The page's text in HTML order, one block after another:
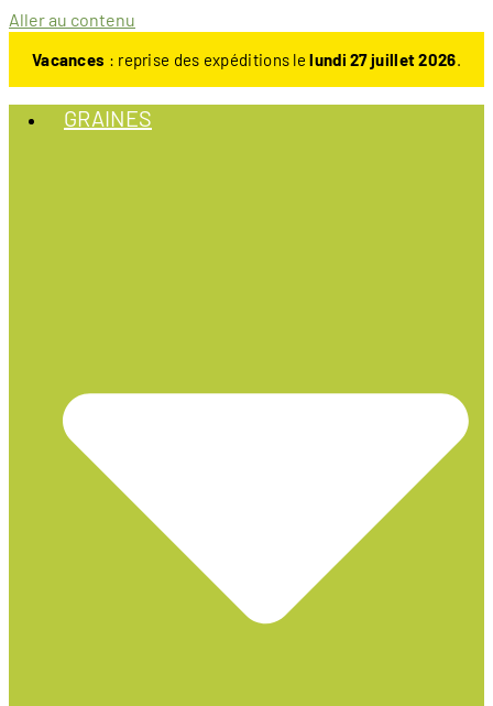
Aller au contenu
Vacances : reprise des expéditions lelundi 27 juillet 2026.
GRAINES